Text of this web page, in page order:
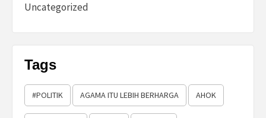
Uncategorized
Tags
#POLITIK AGAMA ITU LEBIH BERHARGA AHOK